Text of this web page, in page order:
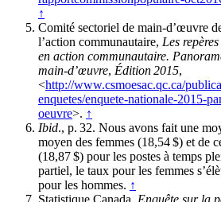
↑
Comité sectoriel de main-d’œuvre
l’action communautaire, Les
en action communautaire.
main-d’œuvre, Édition 2015,
<http://www.csmoesac.qc.ca/
enquetes/enquete-nationale-2015-
oeuvre>. ↑
Ibid., p. 32. Nous avons fait une
moyen des femmes (18,54 $) et de
(18,87 $) pour les postes à temps
partiel, le taux pour les femmes
pour les hommes. ↑
Statistique Canada, Enquête sur la